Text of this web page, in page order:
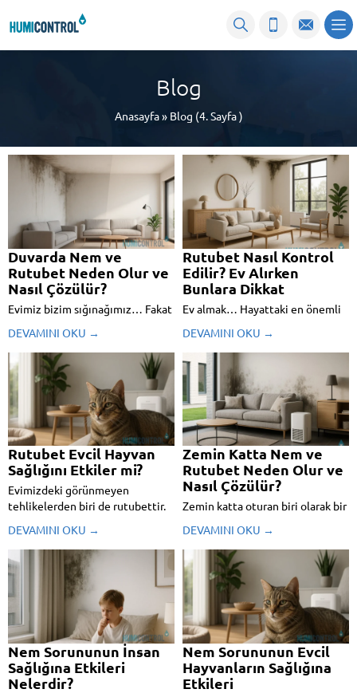
Blog
Anasayfa» Blog (4. Sayfa )
Duvarda Nem ve
Rutubet Neden Olur ve
Nasıl Çözülür?
Evimiz bizim sığınağımız… Fakat
huzuru hem de sağlığımızı tehdit
edebiliyor. Nem ve rutubet bu
sorunların başında geliyor.
Açıkçası yıllardır iç mimarlık
yapan biri olarak, duvarlardaki bu
can sıkıcı görüntülerle...
DEVAMINI OKU →
Rutubet Nasıl Kontrol
Edilir? Ev Alırken
Bunlara Dikkat
Ev almak… Hayattaki en önemli
tüm hayalinizi süsleyen o ev, fark
etmediğiniz bir rutubet sorunu
taşıyorsa? İşte tam bu noktada
dikkatli olmak şart. Çünkü bir evi
sadece duvarlarına,
manzarasına...
DEVAMINI OKU →
Rutubet Evcil Hayvan
Sağlığını Etkiler mi?
Evimizdeki görünmeyen
tehlikelerden biri de rutubettir.
yalnızca estetik bir sorun değil,
aynı zamanda evcil dostlarımız
için ciddi sağlık problemlerinin
de habercisi olabilir. Peki,
gerçekten rutubet evcil hayvan
sağlığını etkiler mi?...
DEVAMINI OKU →
Zemin Katta Nem ve
Rutubet Neden Olur ve
Nasıl Çözülür?
Zemin katta oturan biri olarak bir
duvarda kabaran boyalar, nemli
bir koku ve rutubet izleriyle
karşılaştıysanız yalnız değilsiniz.
Aslında bu sorun, birçok ev
sahibinin ortak derdi. Özellikle
eski binalarda ya da iyi...
DEVAMINI OKU →
Nem Sorununun İnsan
Sağlığına Etkileri
Nelerdir?
Nem Sorununun Evcil
Hayvanların Sağlığına
Etkileri